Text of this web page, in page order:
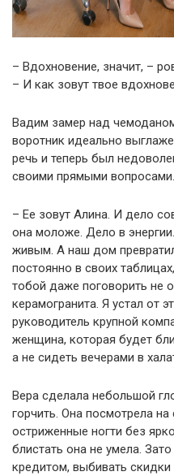
– Вдохновение, значит, –
– И как зовут твое
Вадим замер над
воротник идеально
речь и теперь был
своими прямыми вопросами.
– Ее зовут Алина. И дело
она моложе. Дело в
живым. А наш дом
постоянно в своих
тобой даже поговорить не
керамогранита. Я устал от
руководитель крупной
женщина, которая будет
а не сидеть вечерами в
Вера сделала небольшой
горчить. Она посмотрела на
остриженные ногти без
блистать она не умела.
кредитом, выбивать